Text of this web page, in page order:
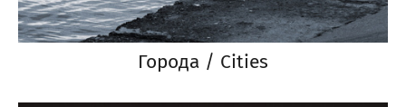
Города / Cities